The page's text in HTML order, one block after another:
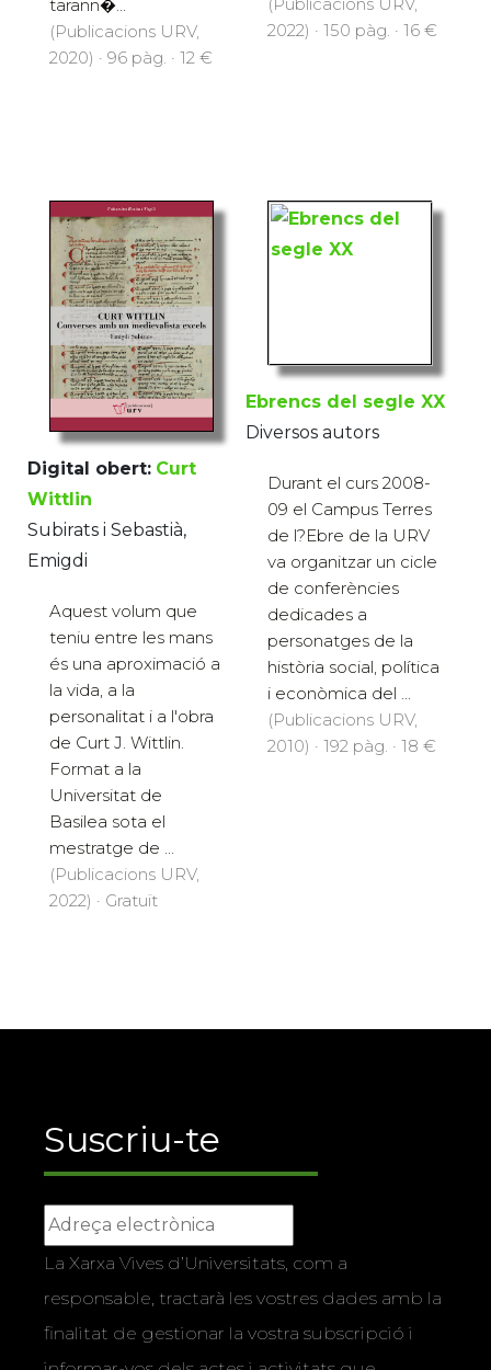
tarann�...
(Publicacions URV,
2020) · 96 pàg. · 12 €
2022) · 150 pàg. · 16 €
Digital obert: Curt
Wittlin
Subirats i Sebastià,
Emigdi
Aquest volum que
teniu entre les mans
és una aproximació a
la vida, a la
personalitat i a l'obra
de Curt J. Wittlin.
Format a la
Universitat de
Basilea sota el
mestratge de ...
(Publicacions URV,
2022) · Gratuït
Ebrencs del segle XX
Diversos autors
Durant el curs 2008-
09 el Campus Terres
de l?Ebre de la URV
va organitzar un cicle
de conferències
dedicades a
personatges de la
història social, política
i econòmica del ...
(Publicacions URV,
2010) · 192 pàg. · 18 €
Suscriu-te
La Xarxa Vives d’Universitats, com a
responsable, tractarà les vostres dades amb la
finalitat de gestionar la vostra subscripció i